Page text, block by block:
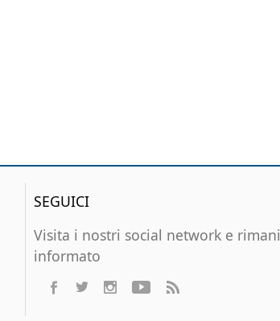
SEGUICI
Visita i nostri social network e rimani
informato